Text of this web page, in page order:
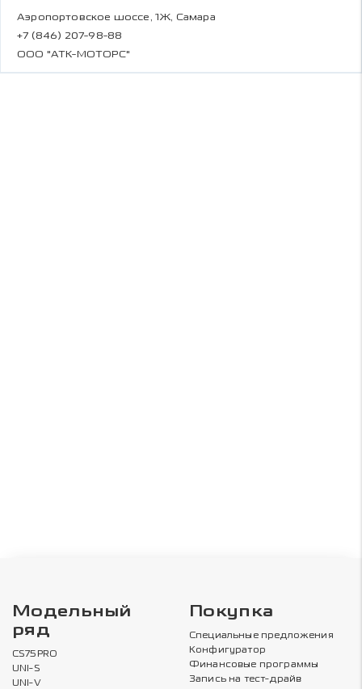
Аэропортовское шоссе, 1Ж, Самара
+7 (846) 207-98-88
ООО "АТК-МОТОРС"
Модельный
ряд
CS75PRO
UNI-S
UNI-V
Покупка
Специальные предложения
Конфигуратор
Финансовые программы
Запись на тест-драйв